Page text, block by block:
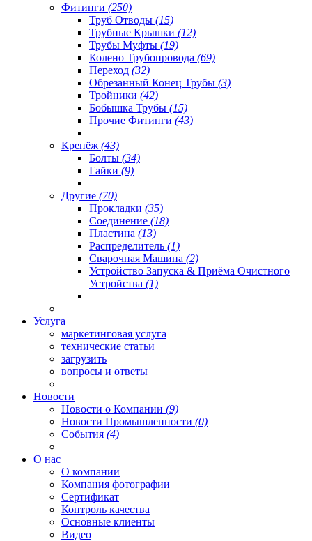
Фитинги (250)
Труб Отводы (15)
Трубные Крышки (12)
Трубы Муфты (19)
Колено Трубопровода (69)
Переход (32)
Обрезанный Конец Трубы (3)
Тройники (42)
Бобышка Трубы (15)
Прочие Фитинги (43)
Крепёж (43)
Болты (34)
Гайки (9)
Другие (70)
Прокладки (35)
Соединение (18)
Пластина (13)
Распределитель (1)
Сварочная Машина (2)
Устройство Запуска & Приёма Очистного
Устройства (1)
Услуга
маркетинговая услуга
технические статьи
загрузить
вопросы и ответы
Новости
Новости о Компании (9)
Новости Промышленности (0)
События (4)
О нас
О компании
Компания фотографии
Сертификат
Контроль качества
Основные клиенты
Видео